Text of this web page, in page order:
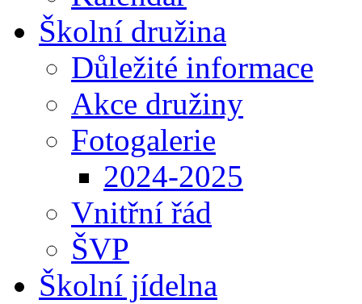
Školní družina
Důležité informace
Akce družiny
Fotogalerie
2024-2025
Vnitřní řád
ŠVP
Školní jídelna